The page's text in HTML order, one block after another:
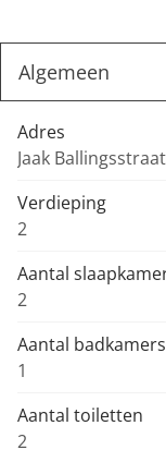
Adres
Jaak
Verdieping
2
Aantal
2
Aantal badkamers
1
Aantal toiletten
2